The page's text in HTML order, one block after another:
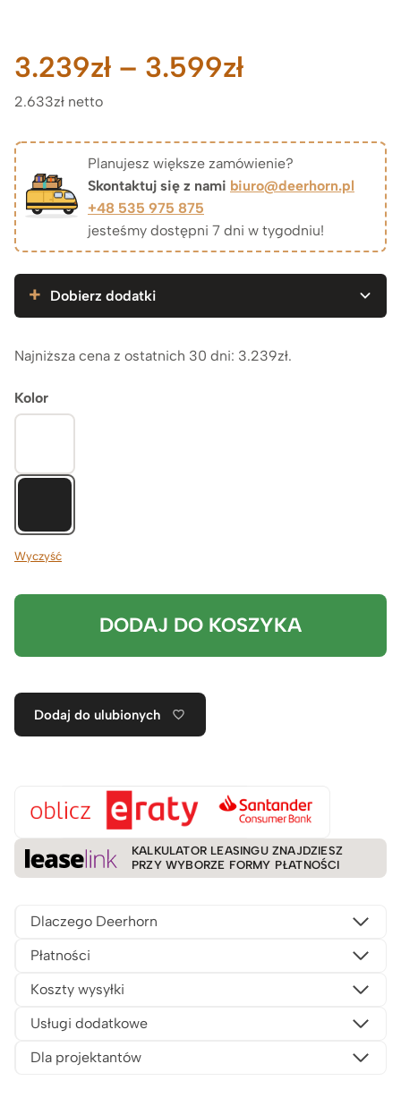
3.239zł – 3.599złZakres
od
3.239zł
do
2.633zł netto
Planujesz większe zamówienie?
Skontaktuj się z nami biuro@deerhorn.pl
+48 535 975 875
jesteśmy dostępni 7 dni w tygodniu!
Dobierz dodatki
Najniższa cena z ostatnich 30 dni: 3.239zł.
Kolor
Wyczyść
DODAJ DO KOSZYKA
Dodaj do ulubionych
KALKULATOR LEASINGU ZNAJDZIESZ
PRZY WYBORZE FORMY PŁATNOŚCI
Dlaczego Deerhorn
Płatności
Koszty wysyłki
Usługi dodatkowe
Dla projektantów